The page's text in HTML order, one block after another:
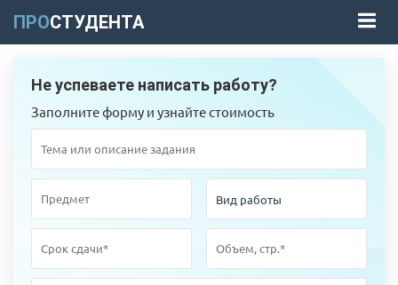
ПРОСТУДЕНТА
Не успеваете написать работу?
Заполните форму и узнайте стоимость